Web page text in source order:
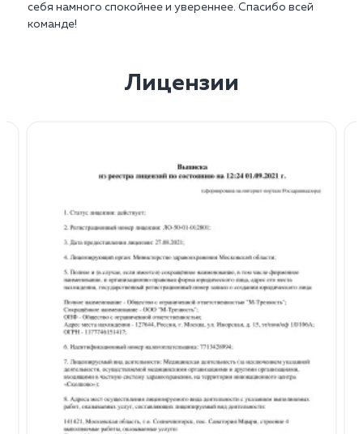
себя намного спокойнее и увереннее. Спасибо всей
команде!
Лицензии